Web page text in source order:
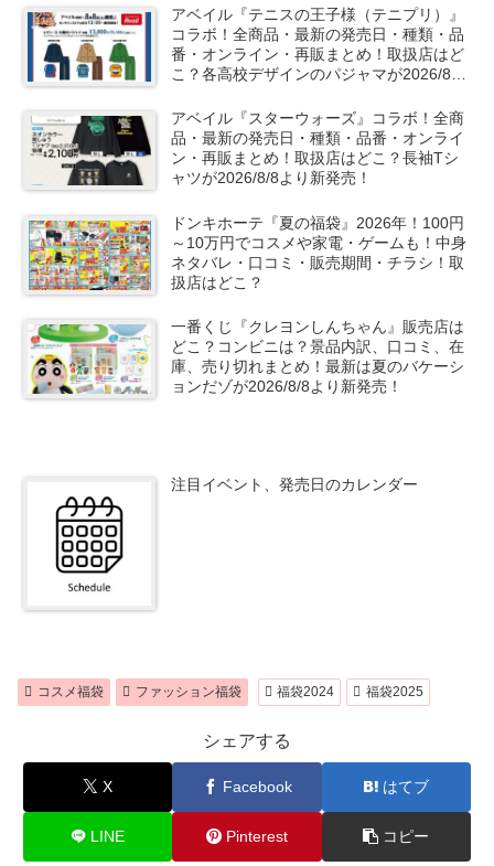
アベイル『テニスの王子様（テニプリ）』
コラボ！全商品・最新の発売日・種類・品
番・オンライン・再販まとめ！取扱店はど
こ？各高校デザインのパジャマが2026/8/8
アベイル『スターウォーズ』コラボ！全商
品・最新の発売日・種類・品番・オンライ
ン・再販まとめ！取扱店はどこ？長袖Tシ
ャツが2026/8/8より新発売！
ドンキホーテ『夏の福袋』2026年！100円
～10万円でコスメや家電・ゲームも！中身
ネタバレ・口コミ・販売期間・チラシ！取
扱店はどこ？
一番くじ『クレヨンしんちゃん』販売店は
どこ？コンビニは？景品内訳、口コミ、在
庫、売り切れまとめ！最新は夏のバケーシ
ョンだゾが2026/8/8より新発売！
注目イベント、発売日のカレンダー
コスメ福袋 ファッション福袋 福袋2024 福袋2025
シェアする
X Facebook はてブ
LINE Pinterest コピー